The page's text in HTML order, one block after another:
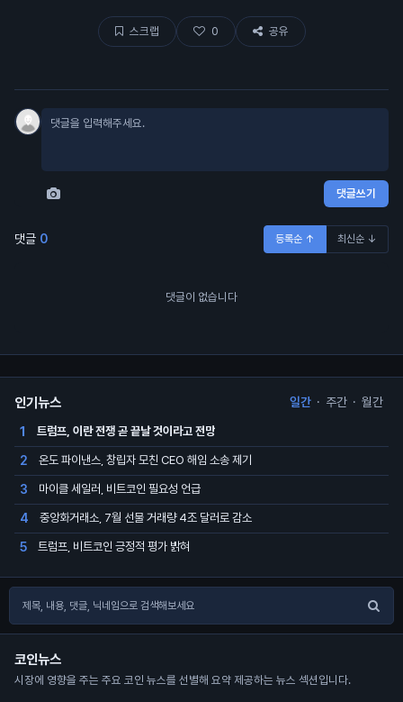
스크랩 0 공유
댓글쓰기
댓글 0 등록순 ↑ 최신순 ↓
댓글이 없습니다
인기뉴스 일간 · 주간 · 월간
1 트럼프, 이란 전쟁 곧 끝날 것이라고 전망
2 온도 파이낸스, 창립자 모친 CEO 해임 소송 제기
3 마이클 세일러, 비트코인 필요성 언급
4 중앙화거래소, 7월 선물 거래량 4조 달러로 감소
5 트럼프, 비트코인 긍정적 평가 밝혀
코인뉴스
시장에 영향을 주는 주요 코인 뉴스를 선별해 요약 제공하는 뉴스 섹션입니다.